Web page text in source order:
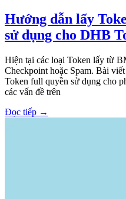
Hướng dẫn lấy
sử dụng cho DHB
Hiện tại các loại Token lấy từ
Checkpoint hoặc Spam. Bài
Token full quyền sử dụng cho
các vấn đề trên
Đọc tiếp →